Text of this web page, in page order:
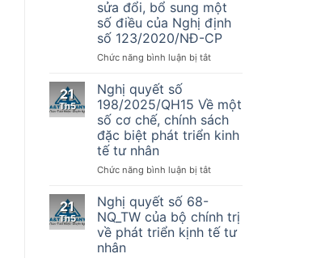
sửa đổi, bổ sung một
số điều của Nghị định
số 123/2020/NĐ-CP
Chức năng bình luận bị tắtở
Số
32/2025/TT-
BTC
dẫn
số
điều
21
Th5
Nghị quyết số
198/2025/QH15 Về một
số cơ chế, chính sách
đặc biệt phát triển kinh
tế tư nhân
Chức năng bình luận bị tắtở
số
198/2025/QH15
Về
21
Th5
Nghị quyết số 68-
NQ_TW của bộ chính trị
về phát triển kịnh tế tư
nhân